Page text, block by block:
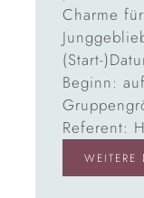
Charme
(Start-
Beginn:
Referent:
WEITERE